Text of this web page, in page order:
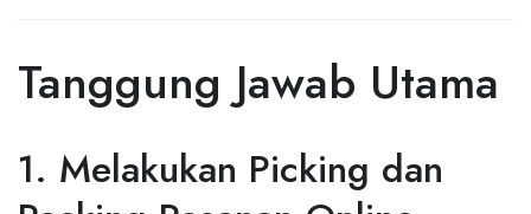
Tanggung Jawab Utama
1. Melakukan Picking dan